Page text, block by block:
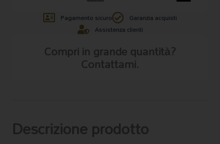
Pagamento sicuro
Garanzia acquisti
Assistenza clienti
Compri in grande quantità?
Contattami.
Descrizione prodotto